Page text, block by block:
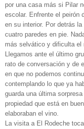
por una casa más si Pilar
escolar. Enfrente el peirón
en su interior. Por detrás
cuatro paredes en pie.
más selvático y dificulta el
Llegamos ante el último
rato de conversación y de
en que no podemos
contemplando lo que ya
guarda una última
propiedad que está en
elaboraban el vino.
La visita a El Rodeche